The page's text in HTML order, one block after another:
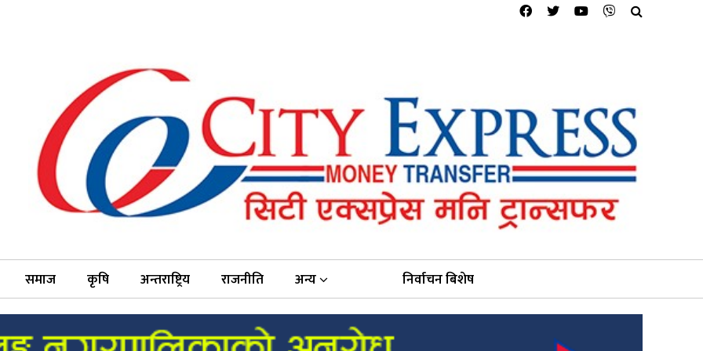
समाज कृषि अन्तराष्ट्रिय राजनीति अन्य निर्वाचन बिशेष